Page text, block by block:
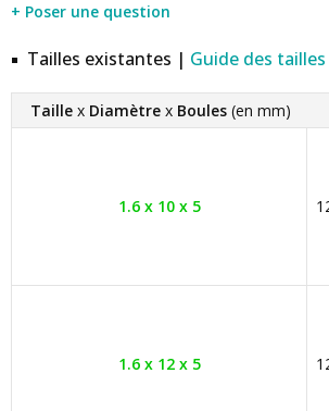
+ Poser une question
Tailles existantes | Guide des tailles
Taillex Diamètrex Boules(en mm)
1.6 x 10 x 5
1.6 x 12 x 5